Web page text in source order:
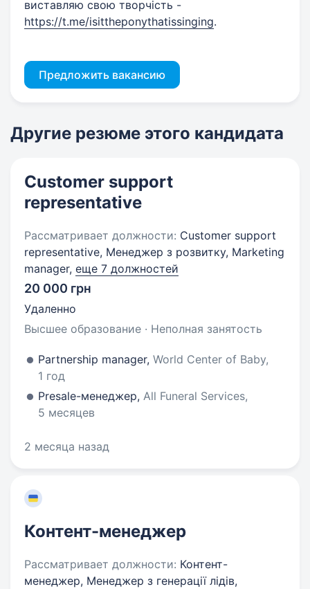
виставляю свою творчість -
https://t.me/isittheponythatissinging.
Предложить вакансию
Другие резюме этого кандидата
Customer support
representative
Рассматривает должности: Customer support
representative, Менеджер з розвитку, Marketing
manager, еще 7 должностей
20 000 грн
Удаленно
Высшее образование · Неполная занятость
Partnership manager, World Center of Baby,
1 год
Presale-менеджер, All Funeral Services,
5 месяцев
2 месяца назад
Контент-менеджер
Рассматривает должности: Контент-
менеджер, Менеджер з генерації лідів,